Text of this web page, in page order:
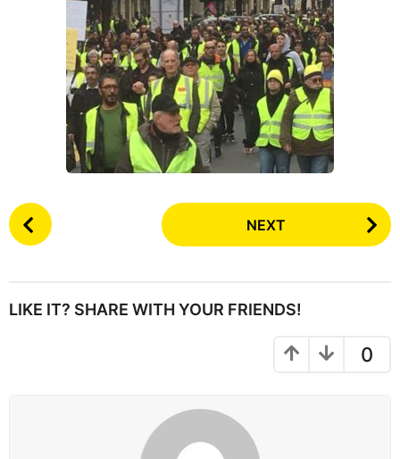
P
o
P
NEXT
LIKE IT? SHARE WITH YOUR FRIENDS!
0